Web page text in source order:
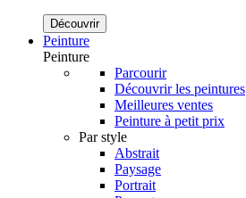
Découvrir
Peinture
Peinture
Parcourir
Découvrir les peintures
Meilleures ventes
Peinture à petit prix
Par style
Abstrait
Paysage
Portrait